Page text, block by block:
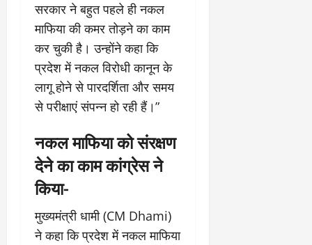
सरकार ने बहुत पहले ही नकल
माफिया की कमर तोड़ने का काम
कर चुकी है। उन्होंने कहा कि
प्रदेश में नकल विरोधी कानून के
लागू होने से पारदर्शिता और समय
से परीक्षाएं संपन्न हो रही हैं।”
नकल माफिया को संरक्षण
देने का काम कांग्रेस ने
किया-
मुख्यमंत्री धामी (CM Dhami)
ने कहा कि प्रदेश में नकल माफिया